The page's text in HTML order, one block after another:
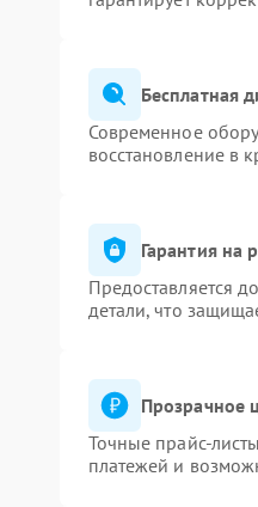
Бесплатная
Современное
восстановление в
Гарантия на
Предоставляется
детали, что
Прозрачное
Точные прайс-
платежей и